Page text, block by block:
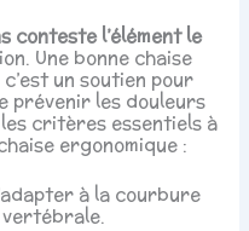
conteste l’élément le
Une bonne chaise
un soutien pour
prévenir les douleurs
critères essentiels à
ergonomique :
à la courbure